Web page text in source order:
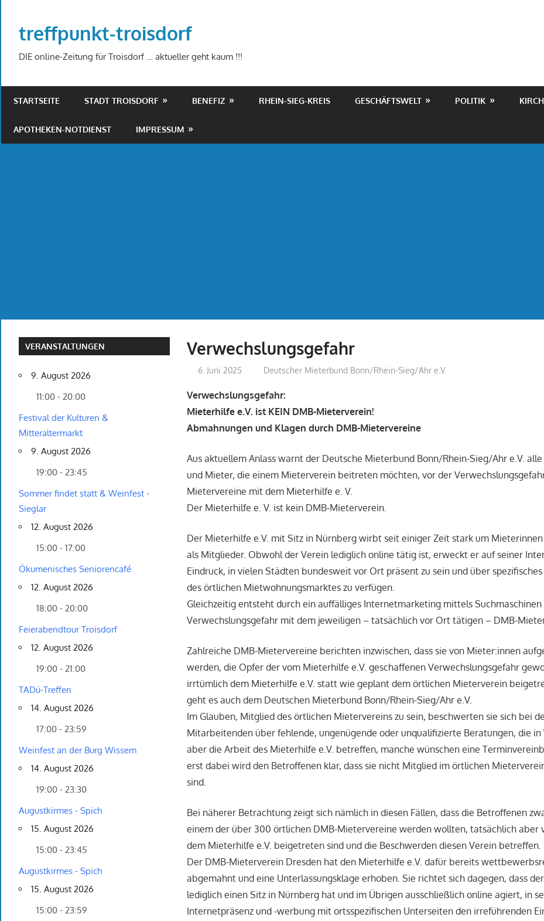
springen
treffpunkt-troisdorf
DIE online-Zeitung für Troisdorf … aktueller geht kaum !!!
STARTSEITE STADT TROISDORF BENEFIZ RHEIN-SIEG-KREIS GESCHÄFTSWELT POLITIK
APOTHEKEN-NOTDIENST IMPRESSUM
Verwechslungsgefahr
6. Juni 2025 treffpunkt
Deutscher Mieterbund Bonn/Rhein-Sieg/Ahr e.V.
Verwechslungsgefahr:
Mieterhilfe e.V. ist KEIN DMB-Mieterverein!
Abmahnungen und Klagen durch DMB-Mietervereine
Aus aktuellem Anlass warnt der Deutsche Mieterbund Bonn/Rhein-Sieg/Ahr e.V.
und Mieter, die einem Mieterverein beitreten möchten, vor der
Mietervereine mit dem Mieterhilfe e. V.
Der Mieterhilfe e. V. ist kein DMB-Mieterverein.
Der Mieterhilfe e.V. mit Sitz in Nürnberg wirbt seit einiger Zeit stark um
als Mitglieder. Obwohl der Verein lediglich online tätig ist, erweckt er auf seiner
Eindruck, in vielen Städten bundesweit vor Ort präsent zu sein und über
des örtlichen Mietwohnungsmarktes zu verfügen.
Gleichzeitig entsteht durch ein auffälliges Internetmarketing mittels Suchmaschinen
Verwechslungsgefahr mit dem jeweiligen – tatsächlich vor Ort tätigen – DMB-
Zahlreiche DMB-Mietervereine berichten inzwischen, dass sie von Mieter:innen
werden, die Opfer der vom Mieterhilfe e.V. geschaffenen Verwechslungsgefahr
irrtümlich dem Mieterhilfe e.V. statt wie geplant dem örtlichen Mieterverein
geht es auch dem Deutschen Mieterbund Bonn/Rhein-Sieg/Ahr e.V.
Im Glauben, Mitglied des örtlichen Mietervereins zu sein, beschwerten sie sich bei
Mitarbeitenden über fehlende, ungenügende oder unqualifizierte Beratungen, die
aber die Arbeit des Mieterhilfe e.V. betreffen, manche wünschen eine
erst dabei wird den Betroffenen klar, dass sie nicht Mitglied im örtlichen
sind.
Bei näherer Betrachtung zeigt sich nämlich in diesen Fällen, dass die Betroffenen
einem der über 300 örtlichen DMB-Mietervereine werden wollten, tatsächlich aber
dem Mieterhilfe e.V. beigetreten sind und die Beschwerden diesen Verein betreffen.
Der DMB-Mieterverein Dresden hat den Mieterhilfe e.V. dafür bereits
abgemahnt und eine Unterlassungsklage erhoben. Sie richtet sich dagegen, dass
lediglich einen Sitz in Nürnberg hat und im Übrigen ausschließlich online agiert, in
Internetpräsenz und -werbung mit ortsspezifischen Unterseiten den irreführenden
VERANSTALTUNGEN
9. August 2026
11:00 - 20:00
Festival der Kulturen &
Mitteraltermarkt
9. August 2026
19:00 - 23:45
Sommer findet statt & Weinfest -
Sieglar
12. August 2026
15:00 - 17:00
Ökumenisches Seniorencafé
12. August 2026
18:00 - 20:00
Feierabendtour Troisdorf
12. August 2026
19:00 - 21:00
TADü-Treffen
14. August 2026
17:00 - 23:59
Weinfest an der Burg Wissem
14. August 2026
19:00 - 23:30
Augustkirmes - Spich
15. August 2026
15:00 - 23:45
Augustkirmes - Spich
15. August 2026
15:00 - 23:59